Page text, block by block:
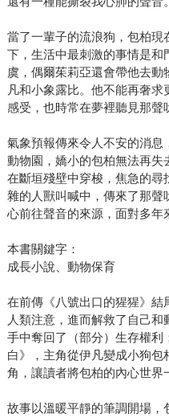
當了一輩子的流浪狗，包柏
下，生活中最刺激的事情是
虞，偶爾茱莉亞還會帶他去
凡和小象露比。他不能再奢
感受，也時常在夢裡聽見那
氣象預報傳來令人不安的消息
動物園，嬌小的包柏無法再
在斷垣殘壁中穿梭，焦急的
雜的人獸叫喊中，傳來了那
心前往聲音的來源，面對多年
本書關鍵字：
成長小說、動物保育
在前傳《八號出口的猩猩》結
人類注意，進而解救了自己
手中奪回了（部分）生存權
白》，主角從伊凡變成小狗包
角，讓讀者將包柏的內心世界
故事以溫暖平靜的筆調開場，